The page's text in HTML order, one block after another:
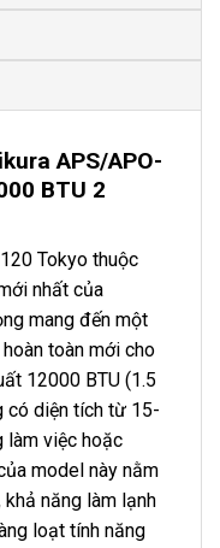
APS/APO-
BTU 2
Tokyo thuộc
nhất của
mang đến một
toàn mới cho
12000 BTU (1.5
có diện tích từ 15-
làm việc hoặc
model này nằm
năng làm lạnh
loạt tính năng